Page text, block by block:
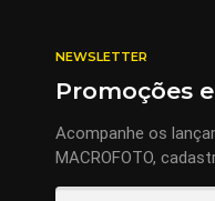
NEWSLETTER
Promoções
Acompanhe os
MACROFOTO,